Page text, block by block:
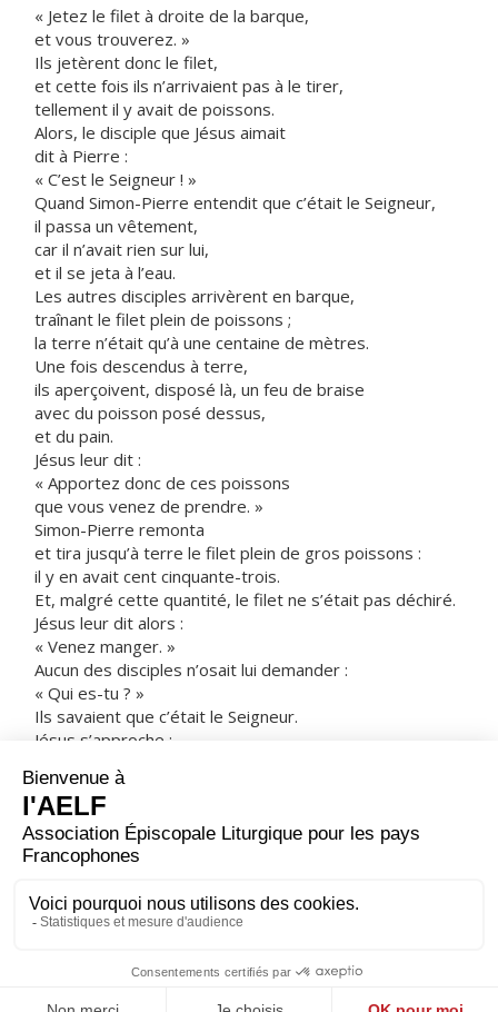
« Jetez le filet à droite de la barque,
et vous trouverez. »
Ils jetèrent donc le filet,
et cette fois ils n’arrivaient pas à le tirer,
tellement il y avait de poissons.
Alors, le disciple que Jésus aimait
dit à Pierre :
« C’est le Seigneur ! »
Quand Simon-Pierre entendit que c’était le Seigneur,
il passa un vêtement,
car il n’avait rien sur lui,
et il se jeta à l’eau.
Les autres disciples arrivèrent en barque,
traînant le filet plein de poissons ;
la terre n’était qu’à une centaine de mètres.
Une fois descendus à terre,
ils aperçoivent, disposé là, un feu de braise
avec du poisson posé dessus,
et du pain.
Jésus leur dit :
« Apportez donc de ces poissons
que vous venez de prendre. »
Simon-Pierre remonta
et tira jusqu’à terre le filet plein de gros poissons :
il y en avait cent cinquante-trois.
Et, malgré cette quantité, le filet ne s’était pas déchiré.
Jésus leur dit alors :
« Venez manger. »
Aucun des disciples n’osait lui demander :
« Qui es-tu ? »
Ils savaient que c’était le Seigneur.
Jésus s’approche ;
et le leur donne ;
et de même pour le poisson.
C’était la troisième fois
que Jésus ressuscité d’entre les morts
se manifestait à ses disciples.
– Acclamons la Parole de Dieu.